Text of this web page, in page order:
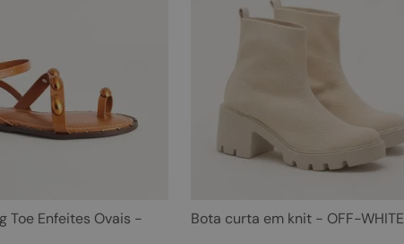
Toe Enfeites Ovais -
Bota curta em knit - OFF-WHITE